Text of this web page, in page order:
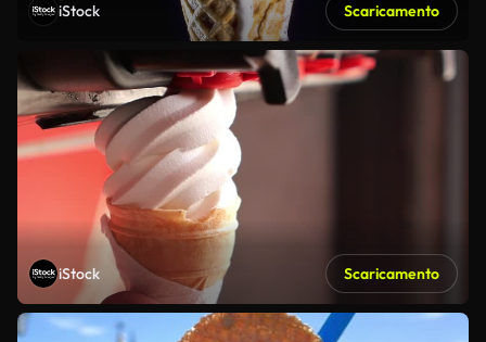
iStock Scaricamento
iStock Scaricamento